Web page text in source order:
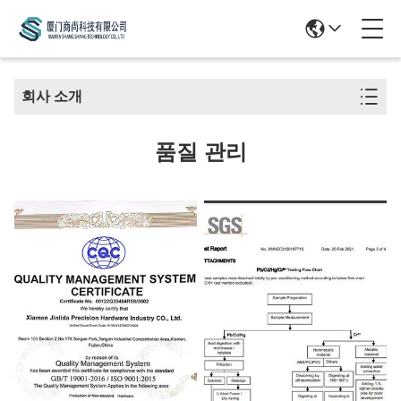
회사 소개
품질 관리